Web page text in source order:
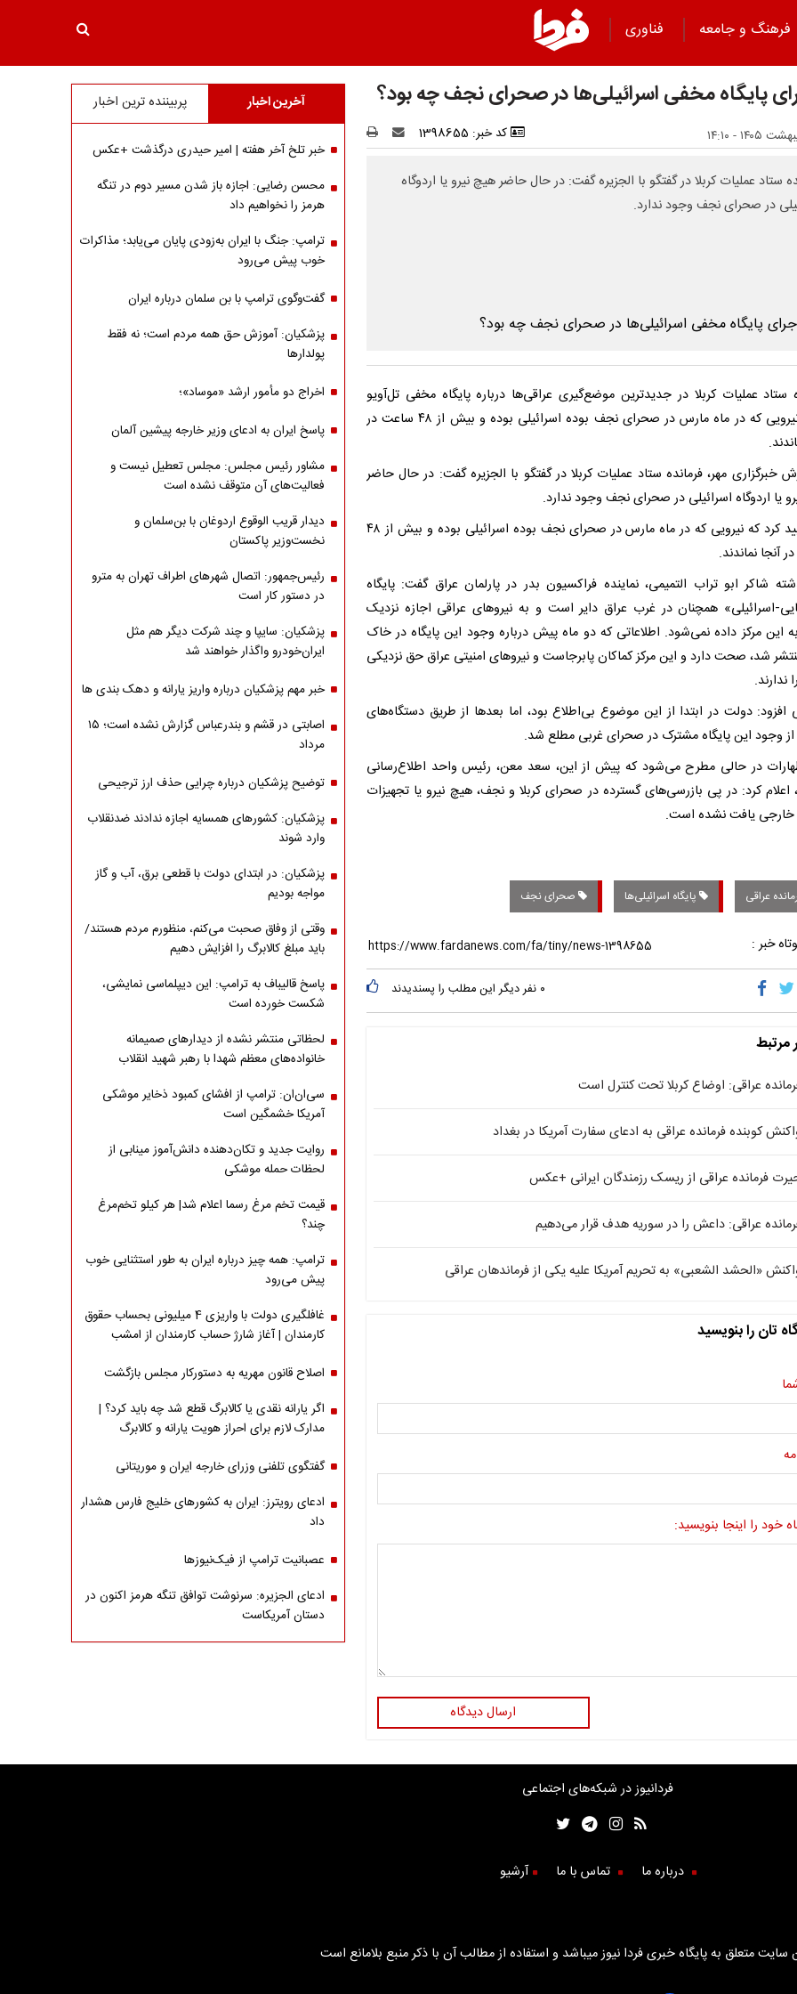
فرهنگ و جامعه
فناوری
پایگاه مخفی اسرائیلی‌ها در صحرای نجف چه بود؟
کد خبر: 1398655
ستاد عملیات کربلا در گفتگو با الجزیره گفت: در حال حاضر هیچ نیرو یا اردوگاه
در صحرای نجف وجود ندارد.
ستاد عملیات کربلا در جدیدترین موضع‌گیری عراقی‌ها درباره پایگاه مخفی تل‌آویو
گفت: نیرویی که در ماه مارس در صحرای نجف بوده اسرائیلی بوده و بیش از ۴۸ ساعت در
خبرگزاری مهر، فرمانده ستاد عملیات کربلا در گفتگو با الجزیره گفت: در حال حاضر
یا اردوگاه اسرائیلی در صحرای نجف وجود ندارد.
وی تایید کرد که نیرویی که در ماه مارس در صحرای نجف بوده اسرائیلی بوده و بیش از ۴۸
آنجا نماندند.
شاکر ابو تراب التمیمی، نماینده فراکسیون بدر در پارلمان عراق گفت: پایگاه
اسرائیلی» همچنان در غرب عراق دایر است و به نیروهای عراقی اجازه نزدیک
این مرکز داده نمی‌شود. اطلاعاتی که دو ماه پیش درباره وجود این پایگاه در خاک
شد، صحت دارد و این مرکز کماکان پابرجاست و نیروهای امنیتی عراق حق نزدیکی
ندارند.
افزود: دولت در ابتدا از این موضوع بی‌اطلاع بود، اما بعدها از طریق دستگاه‌های
از وجود این پایگاه مشترک در صحرای غربی مطلع شد.
در حالی مطرح می‌شود که پیش از این، سعد معن، رئیس واحد اطلاع‌رسانی
اعلام کرد: در پی بازرسی‌های گسترده در صحرای کربلا و نجف، هیچ نیرو یا تجهیزات
خارجی یافت نشده است.
عراقی پایگاه اسرائیلی‌ها صحرای نجف
خبر :
۰ نفر دیگر این مطلب را پسندیدند
مرتبط
عراقی: اوضاع کربلا تحت کنترل است
کوبنده فرمانده عراقی به ادعای سفارت آمریکا در بغداد
فرمانده عراقی از ریسک رزمندگان ایرانی +عکس
عراقی: داعش را در سوریه هدف قرار می‌دهیم
«الحشد الشعبی» به تحریم آمریکا علیه یکی از فرماندهان عراقی
تان را بنویسید
خود را اینجا بنویسید:
ارسال دیدگاه
آخرین اخبار پربیننده ترین اخبار
خبر تلخ آخر هفته | امیر حیدری درگذشت +عکس
محسن رضایی: اجازه باز شدن مسیر دوم در تنگه
هرمز را نخواهیم داد
ترامپ: جنگ با ایران به‌زودی پایان می‌یابد؛ مذاکرات
خوب پیش می‌رود
گفت‌وگوی ترامپ با بن سلمان درباره ایران
پزشکیان: آموزش حق همه مردم است؛ نه فقط
پولدارها
اخراج دو مأمور ارشد «موساد»؛
پاسخ ایران به ادعای وزیر خارجه پیشین آلمان
مشاور رئیس مجلس: مجلس تعطیل نیست و
فعالیت‌های آن متوقف نشده است
دیدار قریب الوقوع اردوغان با بن‌سلمان و
نخست‌وزیر پاکستان
رئیس‌جمهور: اتصال شهرهای اطراف تهران به مترو
در دستور کار است
پزشکیان: سایپا و چند شرکت دیگر هم مثل
ایران‌خودرو واگذار خواهند شد
خبر مهم پزشکیان درباره واریز یارانه و دهک بندی ها
اصابتی در قشم و بندرعباس گزارش نشده است؛ ۱۵
مرداد
توضیح پزشکیان درباره چرایی حذف ارز ترجیحی
پزشکیان: کشورهای همسایه اجازه ندادند ضدنقلاب
وارد شوند
پزشکیان: در ابتدای دولت با قطعی برق، آب و گاز
مواجه بودیم
وقتی از وفاق صحبت می‌کنم، منظورم مردم هستند/
باید مبلغ کالابرگ را افزایش دهیم
پاسخ قالیباف به ترامپ: این دیپلماسی نمایشی،
شکست خورده است
لحظاتی منتشر نشده از دیدارهای صمیمانه
خانواده‌های معظم شهدا با رهبر شهید انقلاب
سی‌ان‌ان: ترامپ از افشای کمبود ذخایر موشکی
آمریکا خشمگین است
روایت جدید و تکان‌دهنده دانش‌آموز مینابی از
لحظات حمله موشکی
قیمت تخم مرغ رسما اعلام شد| هر کیلو تخم‌مرغ
چند؟
ترامپ: همه چیز درباره ایران به طور استثنایی خوب
پیش می‌رود
غافلگیری دولت با واریزی 4 میلیونی بحساب حقوق
کارمندان | آغاز شارژ حساب کارمندان از امشب
اصلاح قانون مهریه به دستورکار مجلس بازگشت
اگر یارانه نقدی یا کالابرگ قطع شد چه باید کرد؟ |
مدارک لازم برای احراز هویت یارانه و کالابرگ
گفتگوی تلفنی وزرای خارجه ایران و موریتانی
ادعای رویترز: ایران به کشورهای خلیج فارس هشدار
داد
عصبانیت ترامپ از فیک‌نیوزها
ادعای الجزیره: سرنوشت توافق تنگه هرمز اکنون در
دستان آمریکاست
فردانیوز در شبکه‌های اجتماعی
درباره ما تماس با ما آرشیو
متعلق به پایگاه خبری فردا نیوز میباشد و استفاده از مطالب آن با ذکر منبع بلامانع است